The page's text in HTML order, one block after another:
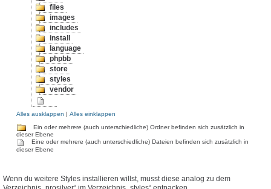
files
images
includes
install
language
phpbb
store
styles
vendor
Alles ausklappen | Alles einklappen
Ein oder mehrere (auch unterschiedliche) Ordner befinden sich zusätzlich in
dieser Ebene
Eine oder mehrere (auch unterschiedliche) Dateien befinden sich zusätzlich in
dieser Ebene
Wenn du weitere Styles installieren willst, musst diese analog zu dem